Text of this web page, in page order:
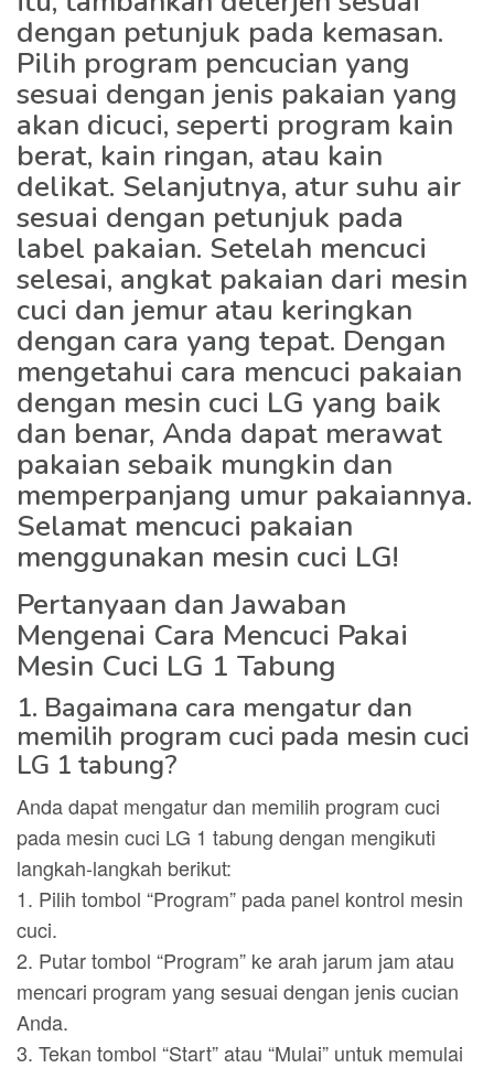
dengan petunjuk pada kemasan.
Pilih program pencucian yang
sesuai dengan jenis pakaian yang
akan dicuci, seperti program kain
berat, kain ringan, atau kain
delikat. Selanjutnya, atur suhu air
sesuai dengan petunjuk pada
label pakaian. Setelah mencuci
selesai, angkat pakaian dari mesin
cuci dan jemur atau keringkan
dengan cara yang tepat. Dengan
mengetahui cara mencuci pakaian
dengan mesin cuci LG yang baik
dan benar, Anda dapat merawat
pakaian sebaik mungkin dan
memperpanjang umur pakaiannya.
Selamat mencuci pakaian
menggunakan mesin cuci LG!
Pertanyaan dan Jawaban
Mengenai Cara Mencuci Pakai
Mesin Cuci LG 1 Tabung
1. Bagaimana cara mengatur dan
memilih program cuci pada mesin cuci
LG 1 tabung?
Anda dapat mengatur dan memilih program cuci
pada mesin cuci LG 1 tabung dengan mengikuti
langkah-langkah berikut:
1. Pilih tombol “Program” pada panel kontrol mesin
cuci.
2. Putar tombol “Program” ke arah jarum jam atau
mencari program yang sesuai dengan jenis cucian
Anda.
3. Tekan tombol “Start” atau “Mulai” untuk memulai